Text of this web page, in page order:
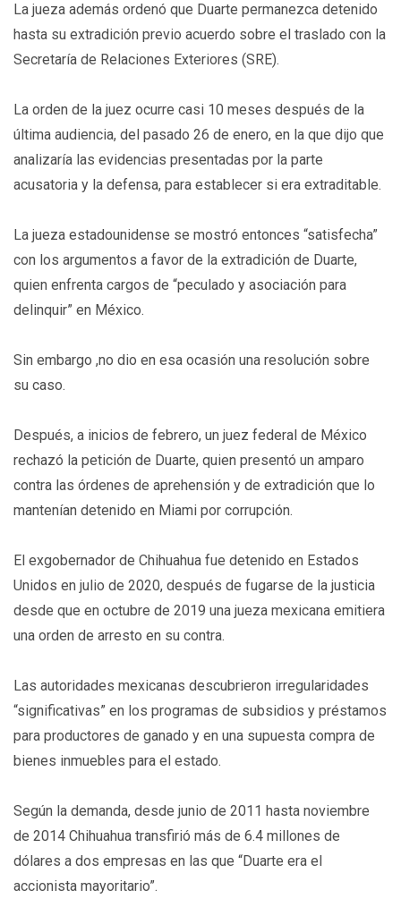
La jueza además ordenó que Duarte permanezca detenido
hasta su extradición previo acuerdo sobre el traslado con la
Secretaría de Relaciones Exteriores (SRE).
La orden de la juez ocurre casi 10 meses después de la
última audiencia, del pasado 26 de enero, en la que dijo que
analizaría las evidencias presentadas por la parte
acusatoria y la defensa, para establecer si era extraditable.
La jueza estadounidense se mostró entonces “satisfecha”
con los argumentos a favor de la extradición de Duarte,
quien enfrenta cargos de “peculado y asociación para
delinquir” en México.
Sin embargo ,no dio en esa ocasión una resolución sobre
su caso.
Después, a inicios de febrero, un juez federal de México
rechazó la petición de Duarte, quien presentó un amparo
contra las órdenes de aprehensión y de extradición que lo
mantenían detenido en Miami por corrupción.
El exgobernador de Chihuahua fue detenido en Estados
Unidos en julio de 2020, después de fugarse de la justicia
desde que en octubre de 2019 una jueza mexicana emitiera
una orden de arresto en su contra.
Las autoridades mexicanas descubrieron irregularidades
“significativas” en los programas de subsidios y préstamos
para productores de ganado y en una supuesta compra de
bienes inmuebles para el estado.
Según la demanda, desde junio de 2011 hasta noviembre
de 2014 Chihuahua transfirió más de 6.4 millones de
dólares a dos empresas en las que “Duarte era el
accionista mayoritario”.